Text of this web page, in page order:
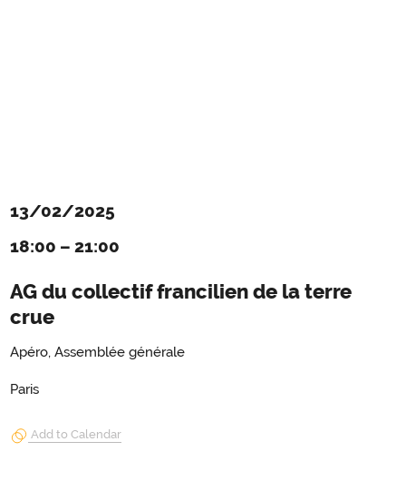
13/02/2025
18:00 – 21:00
AG du collectif francilien de la terre
crue
Apéro, Assemblée générale
Paris
Add to Calendar